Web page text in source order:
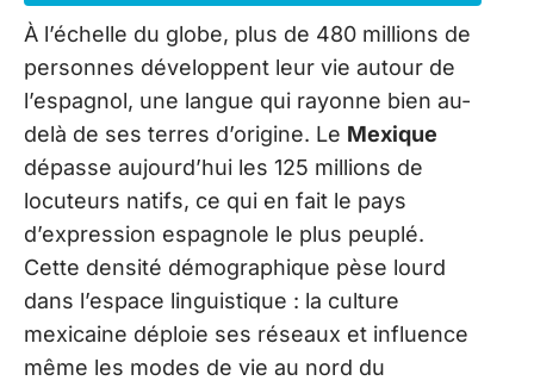
À l’échelle du globe, plus de 480 millions de
personnes développent leur vie autour de
l’espagnol, une langue qui rayonne bien au-
delà de ses terres d’origine. Le Mexique
dépasse aujourd’hui les 125 millions de
locuteurs natifs, ce qui en fait le pays
d’expression espagnole le plus peuplé.
Cette densité démographique pèse lourd
dans l’espace linguistique : la culture
mexicaine déploie ses réseaux et influence
même les modes de vie au nord du